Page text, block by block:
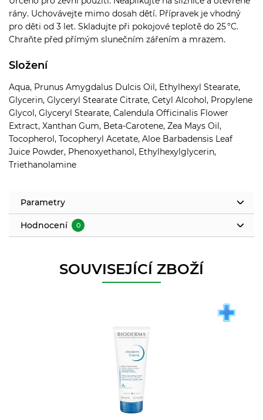
rány. Uchovávejte mimo dosah dětí. Přípravek je vhodný
pro děti od 3 let. Skladujte při pokojové teplotě do 25 °C.
Chraňte před přímým slunečním zářením a mrazem.
Složení
Aqua, Prunus Amygdalus Dulcis Oil, Ethylhexyl Stearate,
Glycerin, Glyceryl Stearate Citrate, Cetyl Alcohol, Propylene
Glycol, Glyceryl Stearate, Calendula Officinalis Flower
Extract, Xanthan Gum, Beta-Carotene, Zea Mays Oil,
Tocopherol, Tocopheryl Acetate, Aloe Barbadensis Leaf
Juice Powder, Phenoxyethanol, Ethylhexylglycerin,
Triethanolamine
Parametry
Hodnocení 0
SOUVISEJÍCÍ ZBOŽÍ